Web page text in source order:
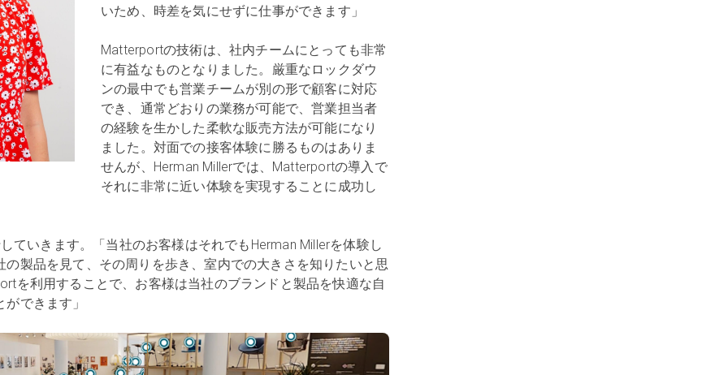
いため、時差を気にせずに仕事ができます」
Matterportの技術は、社内チームにとっても非常
に有益なものとなりました。厳重なロックダウ
ンの最中でも営業チームが別の形で顧客に対応
でき、通常どおりの業務が可能で、営業担当者
の経験を生かした柔軟な販売方法が可能になり
ました。対面での接客体験に勝るものはありま
せんが、Herman Millerでは、Matterportの導入で
それに非常に近い体験を実現することに成功し
ていきます。「当社のお客様はそれでもHerman Millerを体験し
の製品を見て、その周りを歩き、室内での大きさを知りたいと思
を利用することで、お客様は当社のブランドと製品を快適な自
できます」